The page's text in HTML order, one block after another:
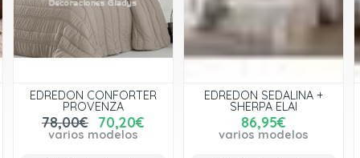
EDREDON CONFORTER
PROVENZA
78,00€ 70,20€
varios modelos
EDREDON SEDALINA +
SHERPA ELAI
86,95€
varios modelos